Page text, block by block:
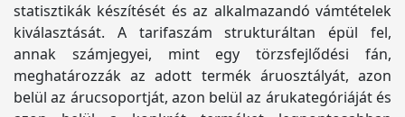
statisztikák készítését és az alkalmazandó vámtételek
kiválasztását. A tarifaszám strukturáltan épül fel,
annak számjegyei, mint egy törzsfejlődési fán,
meghatározzák az adott termék áruosztályát, azon
belül az árucsoportját, azon belül az árukategóriáját és